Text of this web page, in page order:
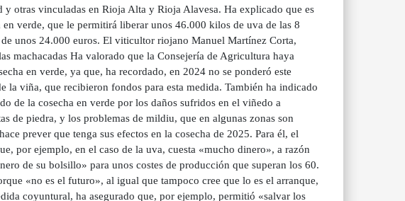
otras vinculadas en Rioja Alta y Rioja Alavesa. Ha explicado que es
verde, que le permitirá liberar unos 46.000 kilos de uva de las 8
unos 24.000 euros. El viticultor riojano Manuel Martínez Corta,
machacadas Ha valorado que la Consejería de Agricultura haya
en verde, ya que, ha recordado, en 2024 no se ponderó este
viña, que recibieron fondos para esta medida. También ha indicado
de la cosecha en verde por los daños sufridos en el viñedo a
de piedra, y los problemas de mildiu, que en algunas zonas son
prever que tenga sus efectos en la cosecha de 2025. Para él, el
por ejemplo, en el caso de la uva, cuesta «mucho dinero», a razón
de su bolsillo» para unos costes de producción que superan los 60.
«no es el futuro», al igual que tampoco cree que lo es el arranque,
coyuntural, ha asegurado que, por ejemplo, permitió «salvar los